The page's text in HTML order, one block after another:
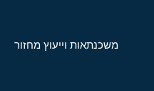
משכנתאות וייעוץ מחזור